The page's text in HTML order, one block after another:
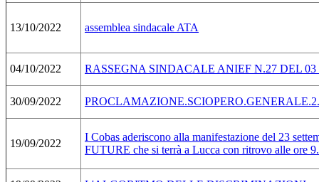
13/10/2022 assemblea sindacale ATA
04/10/2022 RASSEGNA SINDACALE ANIEF N.27 DEL 03
30/09/2022
19/09/2022
I Cobas aderiscono alla manifestazione del 23
FUTURE che si terrà a Lucca con ritrovo alle ore